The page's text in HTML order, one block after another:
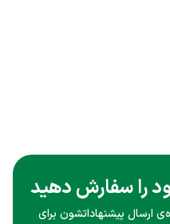
را سفارش دهید
ارسال پیشنهاداتشون برای